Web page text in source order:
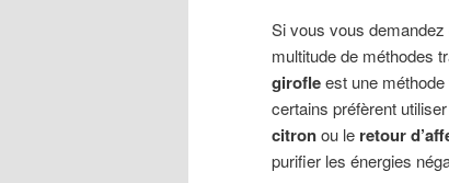
Si vous vous demandez
multitude de méthodes
girofleest une
certains préfèrent
citronou le retour
purifier les énergies